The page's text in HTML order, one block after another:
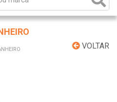
VOLTAR